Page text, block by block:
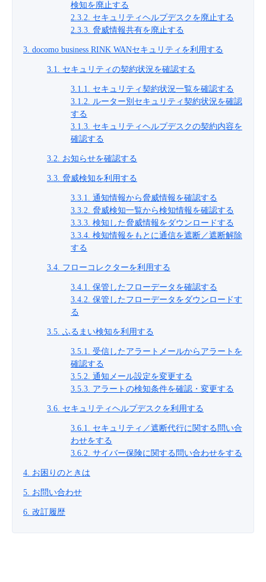
- クラウド / サーバー
- Flexible InterConnect
検知を廃止する
2.3.2. セキュリティヘルプデスクを廃止する
2.3.3. 脅威情報共有を廃止する
3. docomo business RINK WANセキュリティを利用する
3.1. セキュリティの契約状況を確認する
3.1.1. セキュリティ契約状況一覧を確認する
3.1.2. ルーター別セキュリティ契約状況を確認
する
3.1.3. セキュリティヘルプデスクの契約内容を
確認する
3.2. お知らせを確認する
3.3. 脅威検知を利用する
3.3.1. 通知情報から脅威情報を確認する
3.3.2. 脅威検知一覧から検知情報を確認する
3.3.3. 検知した脅威情報をダウンロードする
3.3.4. 検知情報をもとに通信を遮断／遮断解除
する
3.4. フローコレクターを利用する
3.4.1. 保管したフローデータを確認する
3.4.2. 保管したフローデータをダウンロードす
る
3.5. ふるまい検知を利用する
3.5.1. 受信したアラートメールからアラートを
確認する
3.5.2. 通知メール設定を変更する
3.5.3. アラートの検知条件を確認・変更する
3.6. セキュリティヘルプデスクを利用する
3.6.1. セキュリティ／遮断代行に関する問い合
わせをする
3.6.2. サイバー保険に関する問い合わせをする
4. お困りのときは
5. お問い合わせ
6. 改訂履歴